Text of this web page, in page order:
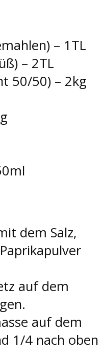
– 1TL
– 2TL
50/50) – 2kg
dem Salz,
auf dem
auf dem
1/4 nach oben